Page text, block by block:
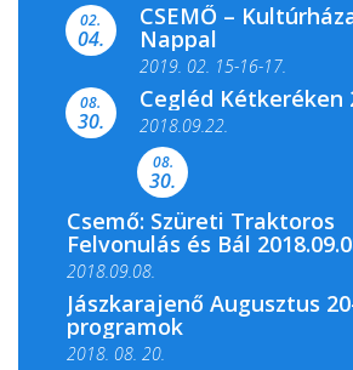
filmkínálattal, családi...
02.
04.
CSEMŐ –
Nappal
2019. 02. 15-16-17.
Színes és tartalmas
Csemői Községi Könyvtár és...
08.
30.
Cegléd Kétkeréken
2018.09.22.
08.
30.
Csemő: Szüreti Traktoros
Felvonulás és Bál
2018.09.08.
Jászkarajenő Augusztus
programok
2018. 08. 20.